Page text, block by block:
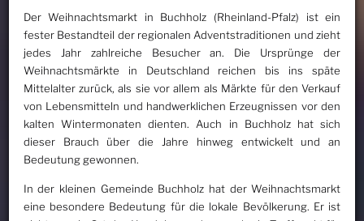
Der Weihnachtsmarkt in Buchholz (Rheinland-Pfalz) ist ein
fester Bestandteil der regionalen Adventstraditionen und zieht
jedes Jahr zahlreiche Besucher an. Die Ursprünge der
Weihnachtsmärkte in Deutschland reichen bis ins späte
Mittelalter zurück, als sie vor allem als Märkte für den Verkauf
von Lebensmitteln und handwerklichen Erzeugnissen vor den
kalten Wintermonaten dienten. Auch in Buchholz hat sich
dieser Brauch über die Jahre hinweg entwickelt und an
Bedeutung gewonnen.
In der kleinen Gemeinde Buchholz hat der Weihnachtsmarkt
eine besondere Bedeutung für die lokale Bevölkerung. Er ist